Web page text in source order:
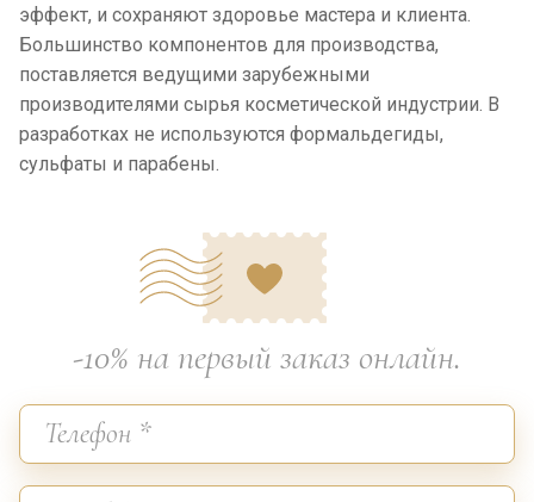
эффект, и сохраняют здоровье мастера и клиента.
Большинство компонентов для производства,
поставляется ведущими зарубежными
производителями сырья косметической индустрии. В
разработках не используются формальдегиды,
сульфаты и парабены.
-10% на первый заказ онлайн.